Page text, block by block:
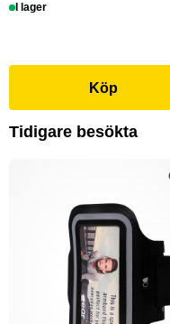
I lager
Köp
Tidigare besökta